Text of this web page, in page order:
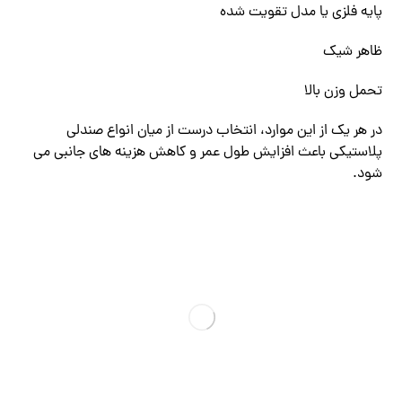
پایه فلزی یا مدل تقویت ‌شده
ظاهر شیک
تحمل وزن بالا
در هر یک از این موارد، انتخاب درست از میان انواع صندلی
پلاستیکی باعث افزایش طول عمر و کاهش هزینه‌ های جانبی می
‌شود.